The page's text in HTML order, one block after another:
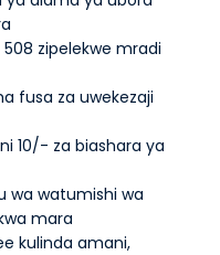
zipelekwe mradi
fusa za uwekezaji
10/- za biashara ya
wa watumishi wa
mara
kulinda amani,